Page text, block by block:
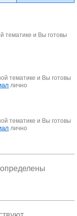
тематике и Вы готовы
тематике и Вы готовы
лично
тематике и Вы готовы
лично